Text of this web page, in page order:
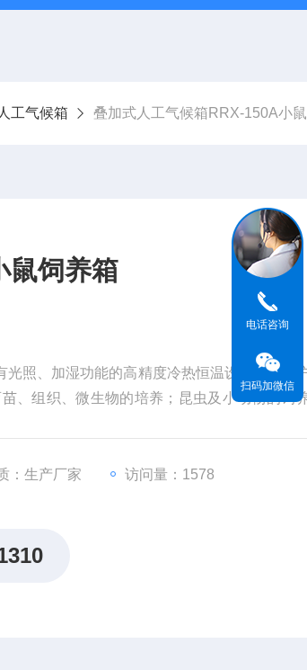
人工气候箱 叠加式人工气候箱RRX-150A小
鼠饲养箱
照、加湿功能的高精度冷热恒温设备，为用
、组织、微生物的培养；昆虫及小动物的饲
：生产厂家 访问量：1578
电话咨询
扫码加微信